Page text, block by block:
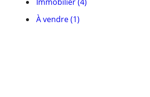
À vendre (1)